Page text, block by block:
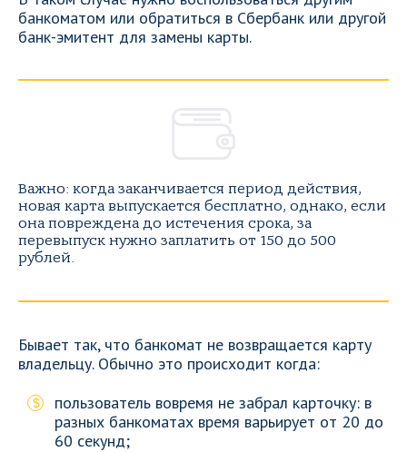
банкоматом или обратиться в Сбербанк или другой
банк-эмитент для замены карты.
Важно: когда заканчивается период действия,
новая карта выпускается бесплатно, однако, если
она повреждена до истечения срока, за
перевыпуск нужно заплатить от 150 до 500
рублей.
Бывает так, что банкомат не возвращается карту
владельцу. Обычно это происходит когда:
пользователь вовремя не забрал карточку: в
разных банкоматах время варьирует от 20 до
60 секунд;